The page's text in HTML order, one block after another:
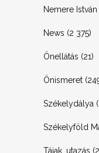
Nemere István
News (2 375)
Önellátás (21)
Önismeret
Székelydálya
Székelyföld
Tájak, utazás